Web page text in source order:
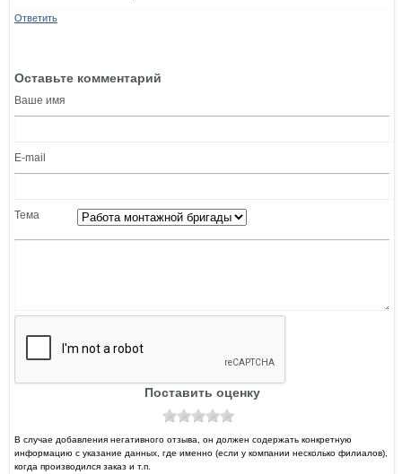
Ответить
Оставьте комментарий
Ваше имя
E-mail
Тема
Поставить оценку
В случае добавления негативного отзыва, он должен содержать конкретную
информацию с указание данных, где именно (если у компании несколько филиалов),
когда производился заказ и т.п.